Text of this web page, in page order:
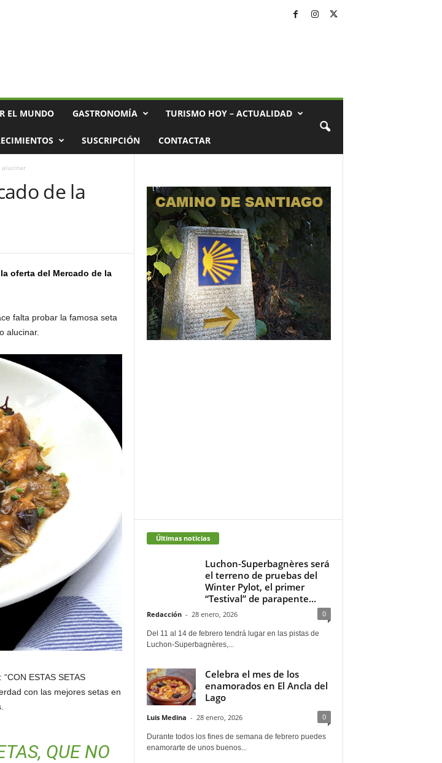
EL MUNDO GASTRONOMÍA TURISMO HOY – ACTUALIDAD
SUSCRIPCIÓN CONTACTAR
alucinar
de la
oferta del Mercado de la
falta probar la famosa seta
alucinar.
ESTAS SETAS
con las mejores setas en
QUE NO
Últimas noticias
Luchon-Superbagnères será
el terreno de pruebas del
Winter Pylot, el primer
“Testival” de parapente...
Redacción - 28 enero, 2026 0
Del 11 al 14 de febrero tendrá lugar en las pistas de
Luchon-Superbagnères,...
Celebra el mes de los
enamorados en El Ancla del
Lago
Luis Medina - 28 enero, 2026 0
Durante todos los fines de semana de febrero puedes
enamorarte de unos buenos...